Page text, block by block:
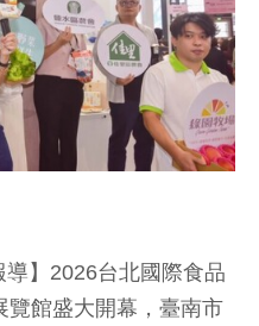
導】2026台北國際食品
覽館盛大開幕，臺南市